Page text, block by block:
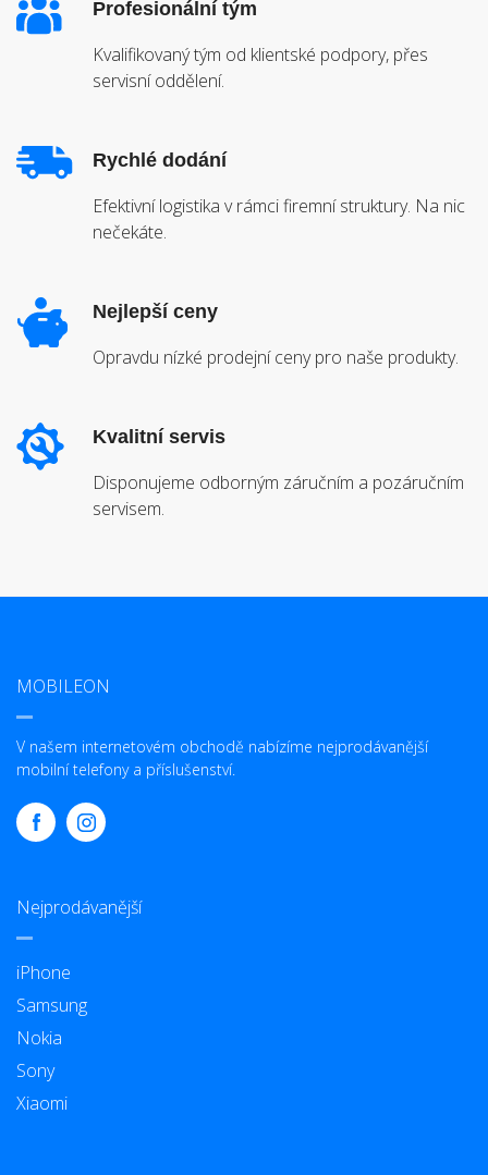
Profesionální tým
Kvalifikovaný tým od klientské podpory, přes
servisní oddělení.
Rychlé dodání
Efektivní logistika v rámci firemní struktury. Na nic
nečekáte.
Nejlepší ceny
Opravdu nízké prodejní ceny pro naše produkty.
Kvalitní servis
Disponujeme odborným záručním a pozáručním
servisem.
MOBILEON
V našem internetovém obchodě nabízíme nejprodávanější
mobilní telefony a příslušenství.
Nejprodávanější
iPhone
Samsung
Nokia
Sony
Xiaomi